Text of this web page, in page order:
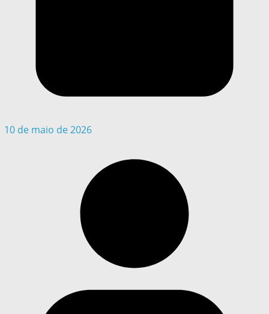
10 de maio de 2026